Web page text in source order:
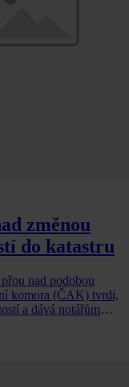
změnou
do katastru
nad podobou
komora (ČAK) tvrdí,
a dává notářům